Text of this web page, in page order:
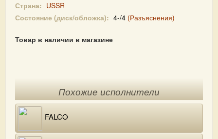
Страна: USSR
Состояние (диск/обложка): 4-/4 (Разъяснения)
Товар в наличии в магазине
Похожие исполнители
FALCO